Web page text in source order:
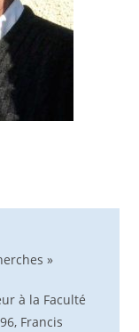
»
à la Faculté
Francis